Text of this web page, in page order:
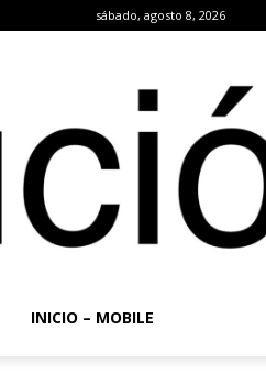
sábado, agosto 8, 2026
INICIO – MOBILE